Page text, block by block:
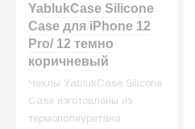
YablukCase Silicone
Case для iPhone 12
Pro/ 12 темно
коричневый
Чехлы YablukCase Silicone
Case изготовлены из
термополиуретана